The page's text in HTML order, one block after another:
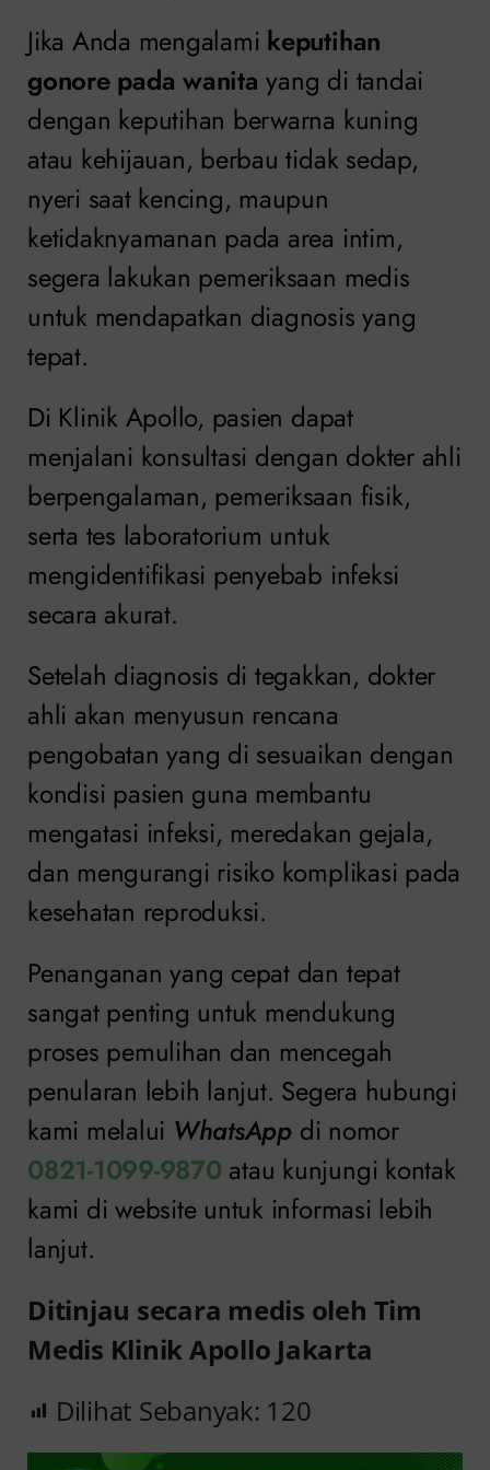
Jika Anda mengalami keputihan
gonore pada wanita yang di tandai
dengan keputihan berwarna kuning
atau kehijauan, berbau tidak sedap,
nyeri saat kencing, maupun
ketidaknyamanan pada area intim,
segera lakukan pemeriksaan medis
untuk mendapatkan diagnosis yang
tepat.
Di Klinik Apollo, pasien dapat
menjalani konsultasi dengan dokter ahli
berpengalaman, pemeriksaan fisik,
serta tes laboratorium untuk
mengidentifikasi penyebab infeksi
secara akurat.
Setelah diagnosis di tegakkan, dokter
ahli akan menyusun rencana
pengobatan yang di sesuaikan dengan
kondisi pasien guna membantu
mengatasi infeksi, meredakan gejala,
dan mengurangi risiko komplikasi pada
kesehatan reproduksi.
Penanganan yang cepat dan tepat
sangat penting untuk mendukung
proses pemulihan dan mencegah
penularan lebih lanjut. Segera hubungi
kami melalui WhatsApp di nomor
0821-1099-9870 atau kunjungi kontak
kami di website untuk informasi lebih
lanjut.
Ditinjau secara medis oleh Tim
Medis Klinik Apollo Jakarta
Dilihat Sebanyak: 120